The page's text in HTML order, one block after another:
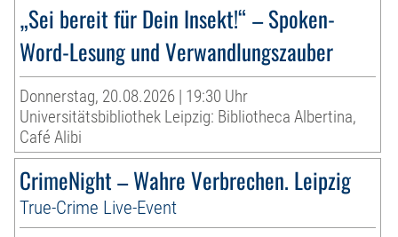
„Sei bereit für Dein Insekt!“ – Spoken-
Word-Lesung und Verwandlungszauber
Donnerstag, 20.08.2026 | 19:30 Uhr
Universitätsbibliothek Leipzig: Bibliotheca Albertina,
Café Alibi
CrimeNight – Wahre Verbrechen. Leipzig
True-Crime Live-Event